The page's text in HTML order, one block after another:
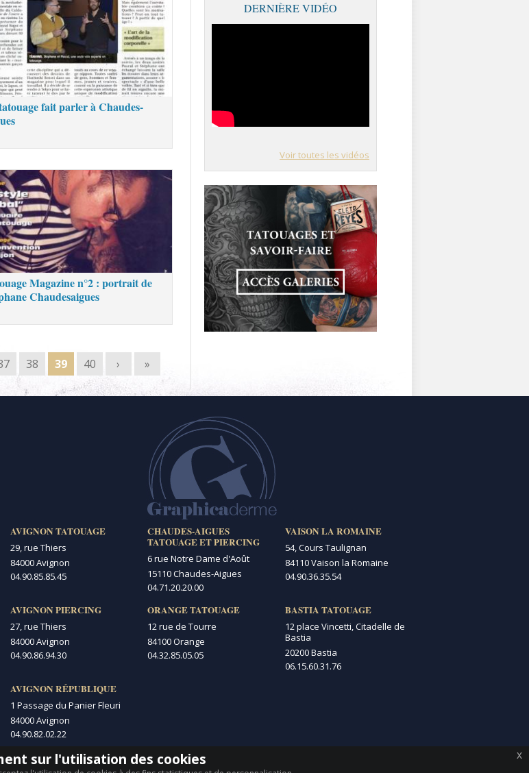
fait parler à Chaudes-
Magazine n°2 : portrait de
Chaudesaigues
38 39 40 › »
DERNIÈRE VIDÉO
Voir toutes les vidéos
AVIGNON TATOUAGE
29, rue Thiers
84000 Avignon
04.90.85.85.45
AVIGNON PIERCING
27, rue Thiers
84000 Avignon
04.90.86.94.30
AVIGNON RÉPUBLIQUE
1 Passage du Panier Fleuri
84000 Avignon
04.90.82.02.22
CHAUDES-AIGUES
TATOUAGE ET PIERCING
6 rue Notre Dame d'Août
15110 Chaudes-Aigues
04.71.20.20.00
ORANGE TATOUAGE
12 rue de Tourre
84100 Orange
04.32.85.05.05
VAISON LA ROMAINE
54, Cours Taulignan
84110 Vaison la Romaine
04.90.36.35.54
BASTIA TATOUAGE
12 place Vincetti, Citadelle de
Bastia
20200 Bastia
06.15.60.31.76
sur l'utilisation des cookies x